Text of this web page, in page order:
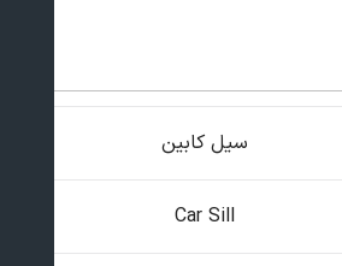
سیل کابین
Car Sill